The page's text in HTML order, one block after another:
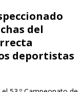
del
deportistas